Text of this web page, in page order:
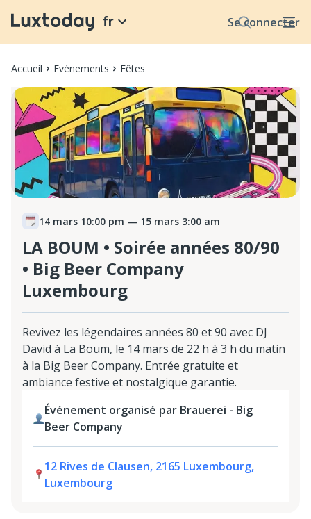
Se connecter
fr
Accueil Evénements Fêtes
14 mars 10:00 pm — 15 mars 3:00 am
LA BOUM • Soirée années 80/90
• Big Beer Company
Luxembourg
Revivez les légendaires années 80 et 90 avec DJ
David à La Boum, le 14 mars de 22 h à 3 h du matin
à la Big Beer Company. Entrée gratuite et
ambiance festive et nostalgique garantie.
Événement organisé par Brauerei - Big
Beer Company
12 Rives de Clausen, 2165 Luxembourg,
Luxembourg